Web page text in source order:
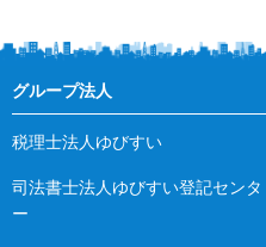
グループ法人
税理士法人ゆびすい
司法書士法人ゆびすい登記センタ
ー